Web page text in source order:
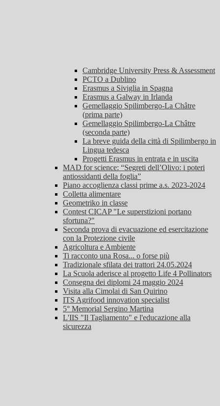
Cambridge University Press & Assessment
PCTO a Dublino
Erasmus a Siviglia in Spagna
Erasmus a Galway in Irlanda
Gemellaggio Spilimbergo-La Châtre
(prima parte)
Gemellaggio Spilimbergo-La Châtre
(seconda parte)
La breve guida della città di Spilimbergo in
Lingua tedesca
Progetti Erasmus in entrata e in uscita
MAD for science: “Segreti dell’Olivo: i poteri
antiossidanti della foglia”
Piano accoglienza classi prime a.s. 2023-2024
Colletta alimentare
Geometriko in classe
Contest CICAP "Le superstizioni portano
sfortuna?"
Seconda prova di evacuazione ed esercitazione
con la Protezione civile
Agricoltura e Ambiente
Ti racconto una Rosa... o forse più
Tradizionale sfilata dei trattori 24.05.2024
La Scuola aderisce al progetto Life 4 Pollinators
Consegna dei diplomi 24 maggio 2024
Visita alla Cimolai di San Quirino
ITS Agrifood innovation specialist
5° Memorial Sergino Martina
L'IIS "Il Tagliamento" e l'educazione alla
sicurezza